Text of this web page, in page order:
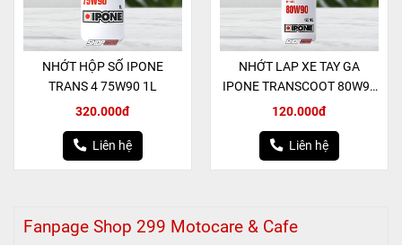
NHỚT HỘP SỐ IPONE
TRANS 4 75W90 1L
320.000đ
Liên hệ
NHỚT LAP XE TAY GA
IPONE TRANSCOOT 80W90
125ml
120.000đ
Liên hệ
Fanpage Shop 299 Motocare & Cafe